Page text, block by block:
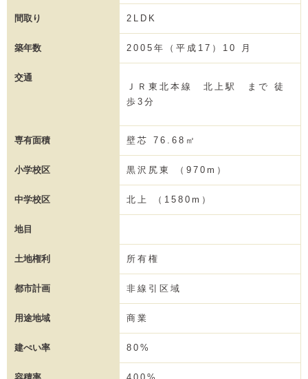
間取り 2LDK
築年数 2005年（平成17）10 月
交通
ＪＲ東北本線 北上駅 まで 徒
歩3分
専有面積 壁芯 76.68㎡
小学校区 黒沢尻東 （970m）
中学校区 北上 （1580m）
地目
土地権利 所有権
都市計画 非線引区域
用途地域 商業
建ぺい率 80%